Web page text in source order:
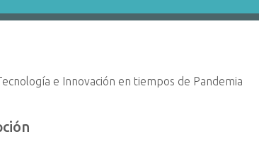
e Innovación en tiempos de Pandemia